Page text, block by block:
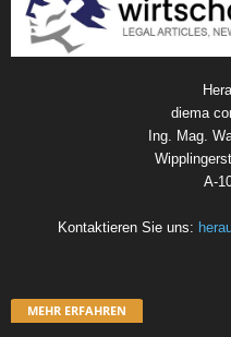
diema
Ing. Mag.
A-
Kontaktieren Sie uns:
MEHR ERFAHREN